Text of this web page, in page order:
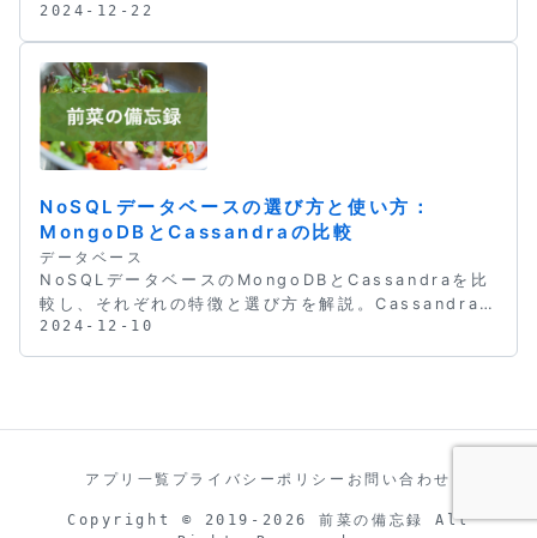
ZONE句をはじめ、PostgreSQL・MySQL・
ンプルつきで紹介します。
2024-12-22
NoSQLデータベースの選び方と使い方：
MongoDBとCassandraの比較
データベース
NoSQLデータベースのMongoDBとCassandraを比
較し、それぞれの特徴と選び方を解説。Cassandra
のパーティションキー設計・コンパクション戦略・
Consistency Levelなど、パフォーマンスチューニ
2024-12-10
アプリ一覧 プライバシーポリシー お問い合わせ
Copyright © 2019-2026 前菜の備忘録 All